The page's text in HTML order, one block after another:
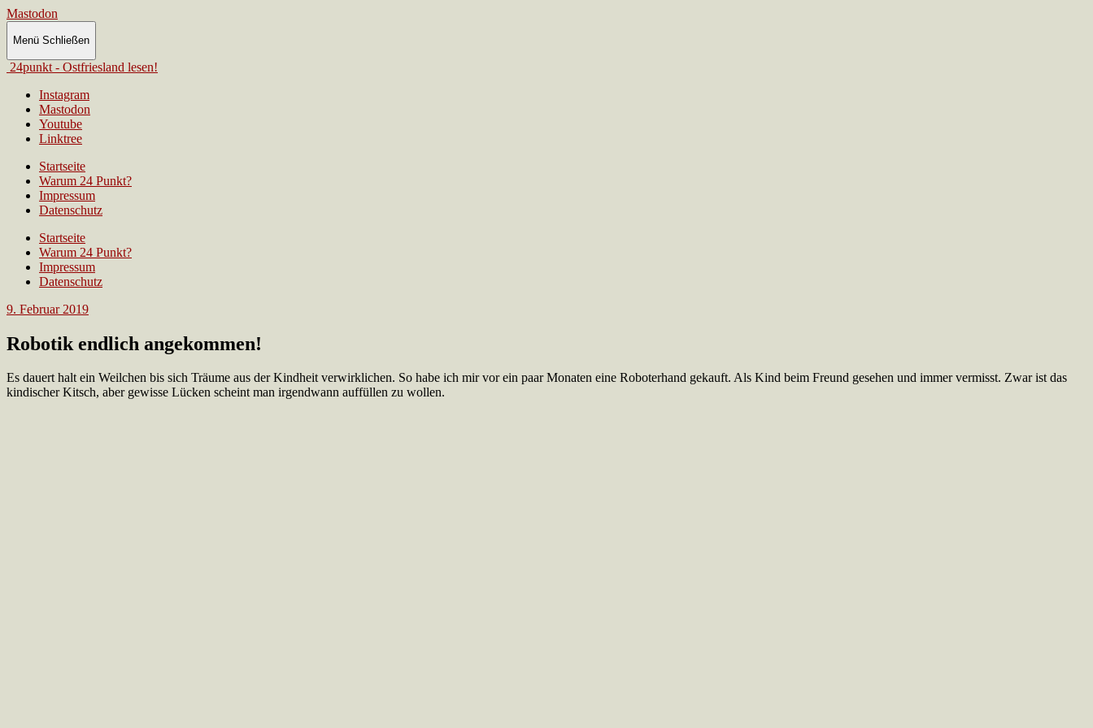
Mastodon
Menü Schließen
24punkt - Ostfriesland lesen!
Instagram
Mastodon
Youtube
Linktree
Startseite
Warum 24 Punkt?
Impressum
Datenschutz
Startseite
Warum 24 Punkt?
Impressum
Datenschutz
9. Februar 2019
Robotik endlich angekommen!
Es dauert halt ein Weilchen bis sich Träume aus der Kindheit verwirklichen. So habe ich mir vor ein paar Monaten eine Roboterhand gekauft. Als Kind beim Freund gesehen und immer vermisst. Zwar ist das
kindischer Kitsch, aber gewisse Lücken scheint man irgendwann auffüllen zu wollen.